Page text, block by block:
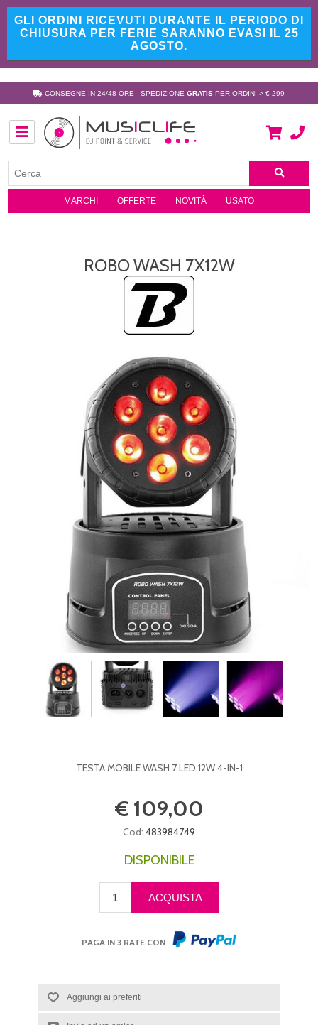
GLI ORDINI RICEVUTI DURANTE IL PERIODO DI
CHIUSURA PER FERIE SARANNO EVASI IL 25
AGOSTO.
CONSEGNE IN 24/48 ORE - SPEDIZIONE GRATIS PER ORDINI > € 299
MARCHI OFFERTE NOVITÀ USATO
ROBO WASH 7X12W
TESTA MOBILE WASH 7 LED 12W 4-IN-1
€ 109,00
Cod: 483984749
DISPONIBILE
PAGA IN 3 RATE CON